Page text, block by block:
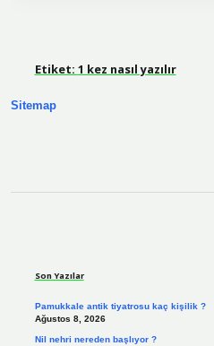
Etiket: 1 kez nasıl yazılır
Sitemap
Son Yazılar
Pamukkale antik tiyatrosu kaç kişilik ?
Ağustos 8, 2026
Nil nehri nereden başlıyor ?